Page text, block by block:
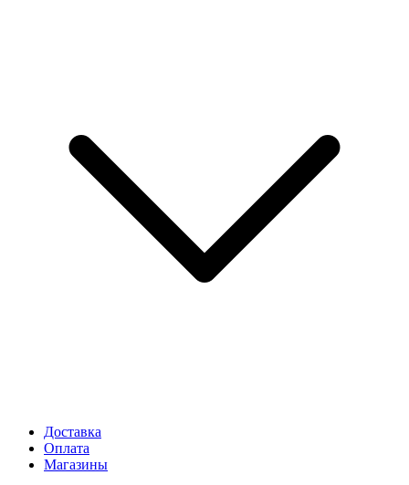
Доставка
Оплата
Магазины